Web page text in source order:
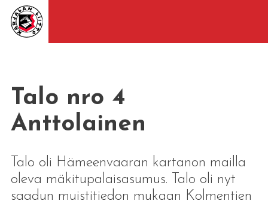
Talo nro 4
Anttolainen
Talo oli Hämeenvaaran kartanon mailla
oleva mäkitupalaisasumus. Talo oli nyt
saadun muistitiedon mukaan Kolmentien